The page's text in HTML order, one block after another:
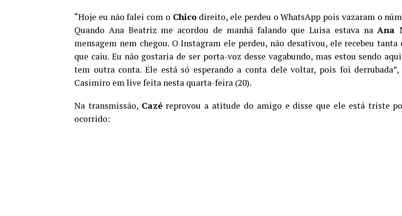
“Hoje eu não falei com o Chico direito, ele perdeu o WhatsApp pois vazaram o
Quando Ana Beatriz me acordou de manhã falando que Luisa estava naAna
mensagem nem chegou. O Instagram ele perdeu, não desativou, ele recebeu tanta
que caiu. Eu não gostaria de ser porta-voz desse vagabundo, mas estou sendo
tem outra conta. Ele está só esperando a conta dele voltar, pois foi derrubada”,
Casimiro em live feita nesta quarta-feira (20).
Na transmissão, Cazéreprovou a atitude do amigo e disse que ele está triste
ocorrido: